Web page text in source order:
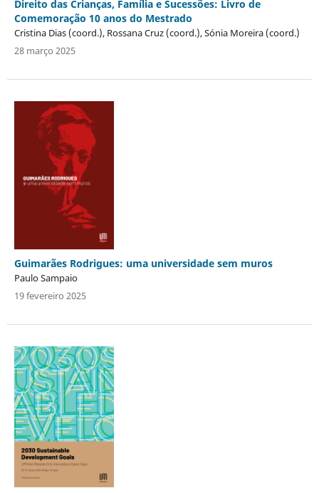
Direito das Crianças, Família e Sucessões: Livro de
Comemoração 10 anos do Mestrado
Cristina Dias (coord.), Rossana Cruz (coord.), Sónia Moreira (coord.)
28 março 2025
Guimarães Rodrigues: uma universidade sem muros
Paulo Sampaio
19 fevereiro 2025